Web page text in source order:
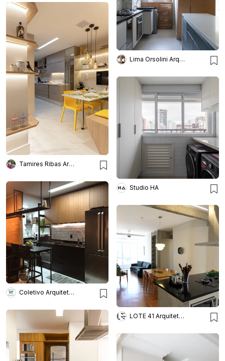
Lima Orsolini Arquitetura e Interiores
Tamires Ribas Arquitetura
Studio HA
Coletivo Arquitetura
LOTE 41 Arquitetura & Design